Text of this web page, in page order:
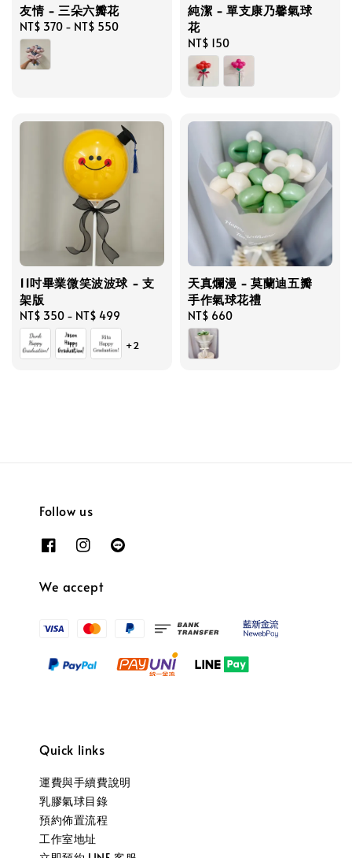
友情 - 三朵六瓣花
Regular
price
NT$ 370 - NT$ 550
純潔 - 單支康乃馨氣球
花
Regular
price
NT$ 150
11吋畢業微笑波波球 - 支
架版
Regular
price
NT$ 350 - NT$ 499
+2
天真爛漫 - 莫蘭迪五瓣
手作氣球花禮
Regular
price
NT$ 660
Follow us
We accept
Quick links
運費與手續費說明
乳膠氣球目錄
預約佈置流程
工作室地址